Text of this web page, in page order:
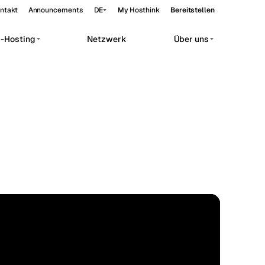
Announcements DE My Hosthink Bereitstellen
Hosting Netzwerk Über uns